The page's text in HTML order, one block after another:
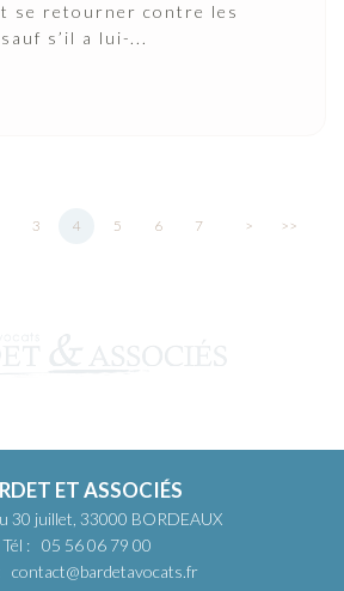
se retourner contre les
s’il a lui-...
3 4 5 6 7 > >>
ET ASSOCIÉS
30 juillet, 33000 BORDEAUX
Tél : 05 56 06 79 00
contact@bardetavocats.fr